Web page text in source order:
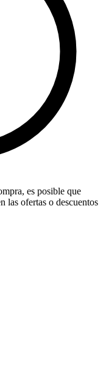
es posible que
las ofertas o descuentos